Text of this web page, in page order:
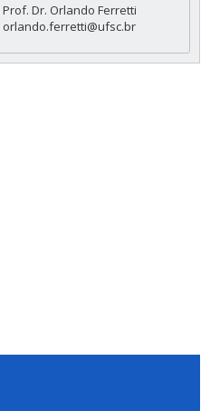
Prof. Dr. Orlando Ferretti
orlando.ferretti@ufsc.br